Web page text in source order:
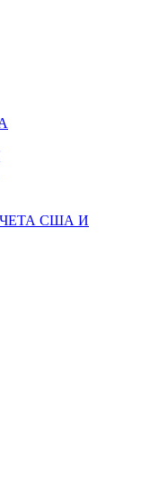
США И